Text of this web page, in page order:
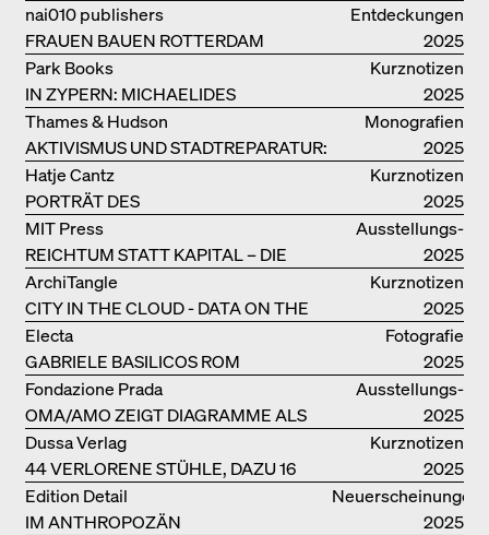
Entdeckungen
FRAUEN BAUEN ROTTERDAM
nai010 publishers
2025
Kurznotizen
IN ZYPERN: MICHAELIDES
RESIDENCE
Park Books
2025
Monografien
AKTIVISMUS UND STADTREPARATUR:
ASSEMBLE
Thames & Hudson
2025
Kurznotizen
PORTRÄT DES
PRODUKTIONSGEBÄUDES THE PLUS
DER BJARKE INGELS GROUP
Hatje Cantz
2025
Ausstellungs­
kataloge
REICHTUM STATT KAPITAL – DIE
ARCHITEKTUR VON ANUPAMA
KUNDOO
MIT Press
2025
Kurznotizen
CITY IN THE CLOUD - DATA ON THE
GROUND
ArchiTangle
2025
Fotografie
GABRIELE BASILICOS ROM
Electa
2025
Ausstellungs­
kataloge
OMA/AMO ZEIGT DIAGRAMME ALS
NARRATIVE DER ERKENNTNIS
Fondazione Prada
2025
Kurznotizen
44 VERLORENE STÜHLE, DAZU 16
SOFAS UND BÄNKE
Dussa Verlag
2025
Neuerscheinungen
IM ANTHROPOZÄN
Edition Detail
2025